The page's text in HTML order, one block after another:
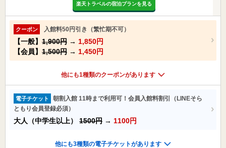
楽天トラベルの宿泊プランを見る
クーポン 入館料50円引き（繁忙期不可）
【一般】 1,900円 → 1,850円
【会員】 1,500円 → 1,450円
他にも1種類のクーポンがあります
電子チケット
朝割入館 11時まで利用可！会員入館料割引（LINEそら
ともり会員登録必須）
大人（中学生以上） 1500円 → 1100円
他にも3種類の電子チケットがあります